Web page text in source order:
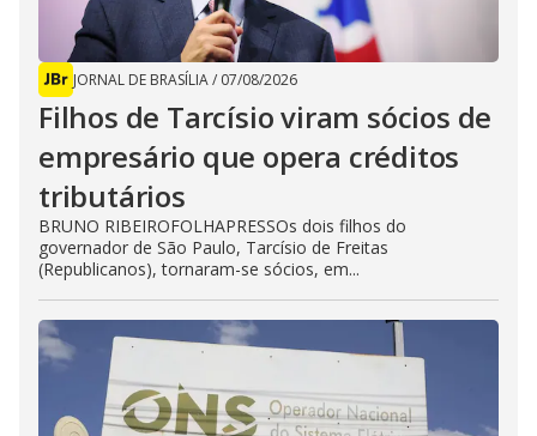
JORNAL DE BRASÍLIA/ 07/08/2026
Filhos de Tarcísio viram sócios de
empresário que opera créditos
tributários
BRUNO RIBEIROFOLHAPRESSOs dois filhos do
governador de São Paulo, Tarcísio de Freitas
(Republicanos), tornaram-se sócios, em...